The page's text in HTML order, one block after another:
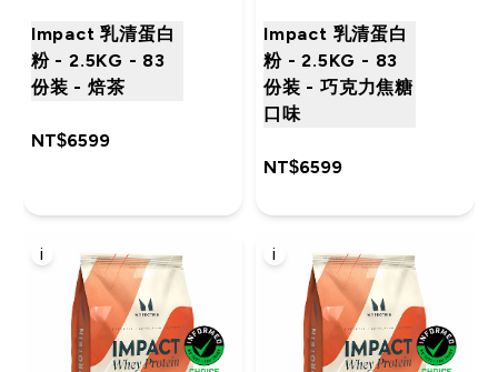
Impact 乳清蛋白
粉 - 2.5KG - 83
份装 - 焙茶
NT$6599‎
Impact 乳清蛋白
粉 - 2.5KG - 83
份装 - 巧克力焦糖
口味
NT$6599‎
i i